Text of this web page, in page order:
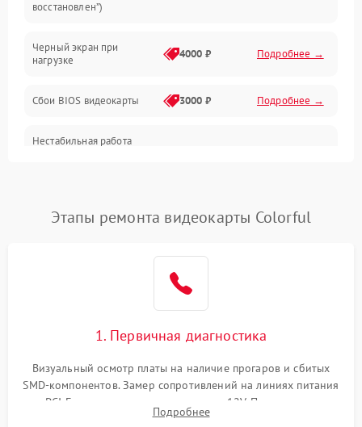
Электропитание
ПО
Электронные компоненты
Общие поломки
Механические повреждения
восстановлен”)
Черный экран при
нагрузке
4000 ₽ Подробнее →
Сбои BIOS видеокарты 3000 ₽ Подробнее →
Нестабильная работа
Этапы ремонта видеокарты Colorful
1. Первичная диагностика
Визуальный осмотр платы на наличие прогаров и сбитых
SMD-компонентов. Замер сопротивлений на линиях питания
PCI-E и дополнительных разъемах 12V. Проверка на
короткое замыкание основных дросселей питания GPU и
Подробнее